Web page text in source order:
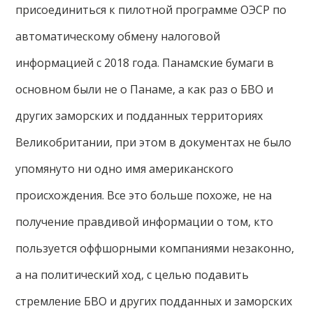
присоединиться к пилотной программе ОЭСР по
автоматическому обмену налоговой
информацией с 2018 года. Панамские бумаги в
основном были не о Панаме, а как раз о БВО и
других заморских и подданных территориях
Великобритании, при этом в документах не было
упомянуто ни одно имя американского
происхождения. Все это больше похоже, не на
получение правдивой информации о том, кто
пользуется оффшорными компаниями незаконно,
а на политический ход, с целью подавить
стремление БВО и других подданных и заморских